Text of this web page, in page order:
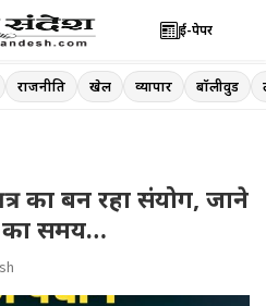
ई-पेपर
राजनीति खेल व्यापार बॉलीवुड
का बन रहा संयोग, जाने
समय…